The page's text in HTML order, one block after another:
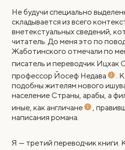
Не будучи специально
складывается из всего
внетекстуальных сведений,
читатель. До меня это по
Жаботинского отмечали по
писатель и переводчик Ицхак
профессор Йосеф Недава
.
подобны жителям нового
население Страны, арабы, а
иные, как англичане
,
написания романа.
Я — третий переводчик книги.